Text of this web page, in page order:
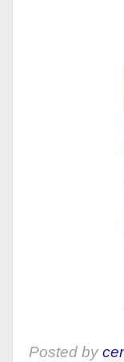
Posted by